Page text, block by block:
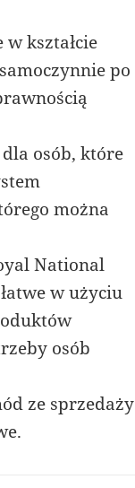
w kształcie
po
osób, które
można
National
w użyciu
osób
ze sprzedaży